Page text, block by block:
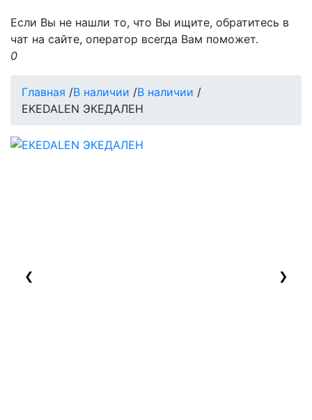
Если Вы не нашли то, что Вы ищите, обратитесь в
чат на сайте, оператор всегда Вам поможет.
0
Главная /В наличии /В наличии /
EKEDALEN ЭКЕДАЛЕН
❮ ❯